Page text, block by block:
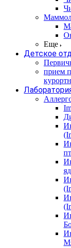
Еще
Детское
прием